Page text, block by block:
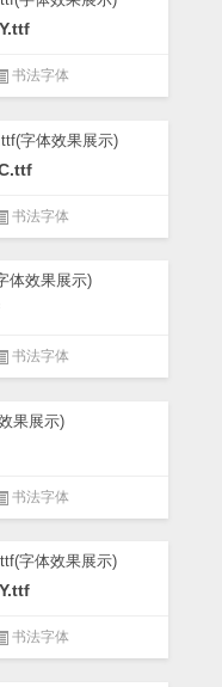
书法字体
书法字体
书法字体
书法字体
书法字体